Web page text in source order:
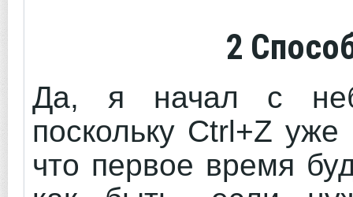
2
Да, я начал с
поскольку Ctrl+Z
что первое время